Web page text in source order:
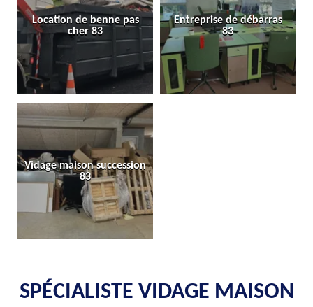
Location de benne pas
cher 83
Entreprise de débarras
83
Vidage maison succession
83
SPÉCIALISTE VIDAGE MAISON